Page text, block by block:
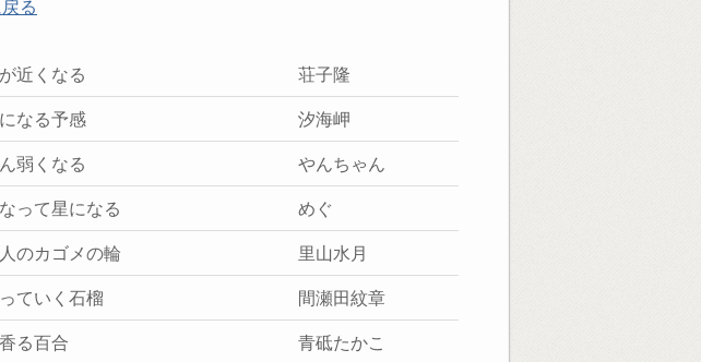
る
近くなる
荘子隆
なる予感
汐海岬
弱くなる
やんちゃん
って星になる
めぐ
のカゴメの輪
里山水月
ていく石榴
間瀬田紋章
る百合
青砥たかこ